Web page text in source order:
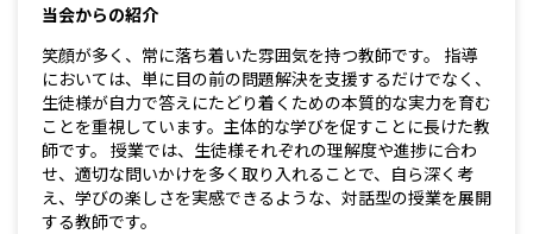
当会からの紹介
笑顔が多く、常に落ち着いた雰囲気を持つ教師です。 指導
においては、単に目の前の問題解決を支援するだけでなく、
生徒様が自力で答えにたどり着くための本質的な実力を育む
ことを重視しています。主体的な学びを促すことに長けた教
師です。 授業では、生徒様それぞれの理解度や進捗に合わ
せ、適切な問いかけを多く取り入れることで、自ら深く考
え、学びの楽しさを実感できるような、対話型の授業を展開
する教師です。